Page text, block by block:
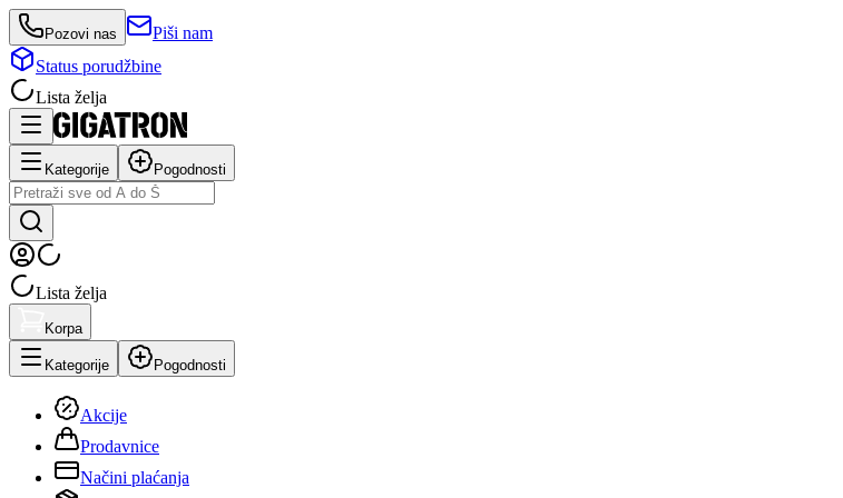
Pozovi nas
Piši nam
Status porudžbine
Lista želja
Kategorije Pogodnosti
Lista želja
Korpa
Kategorije Pogodnosti
Akcije
Prodavnice
Načini plaćanja